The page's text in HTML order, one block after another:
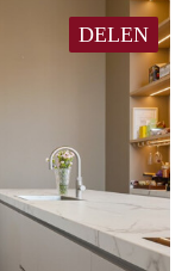
DELEN